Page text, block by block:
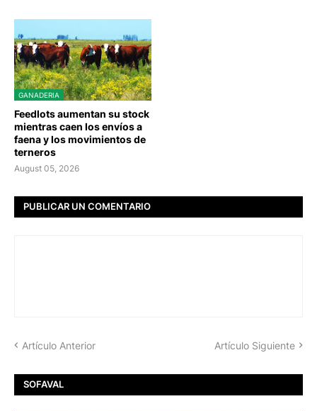
GANADERIA
Feedlots aumentan su stock
mientras caen los envíos a
faena y los movimientos de
terneros
August 05, 2026
PUBLICAR UN COMENTARIO
Artículo Anterior Artículo Siguiente
SOFAVAL